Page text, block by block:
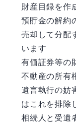
財産目録を作
預貯金の解約
売却して分配
います
有価証券等の
不動産の所有
遺言執行の妨
はこれを排除
相続人と受遺